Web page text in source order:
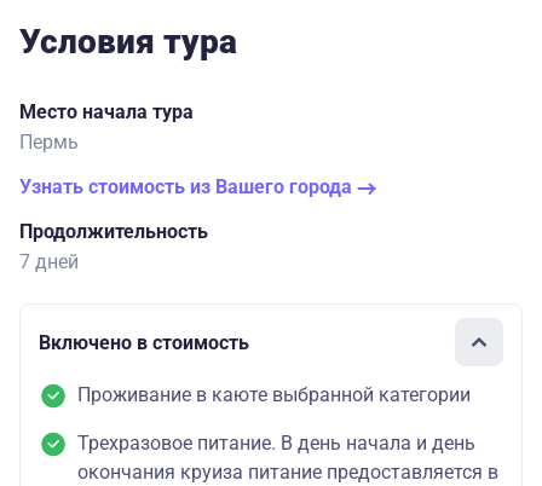
Условия тура
Место начала тура
Пермь
Узнать стоимость из Вашего города
Продолжительность
7 дней
Включено в стоимость
Проживание в каюте выбранной категории
Трехразовое питание. В день начала и день
окончания круиза питание предоставляется в